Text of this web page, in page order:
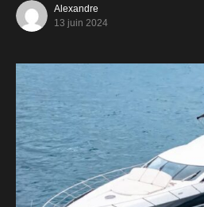
Alexandre
13 juin 2024